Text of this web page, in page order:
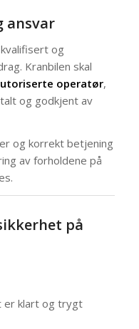
ansvar
og
Kranbilen skal
operatør,
og godkjent av
og korrekt betjening
av forholdene på
på
er klart og trygt